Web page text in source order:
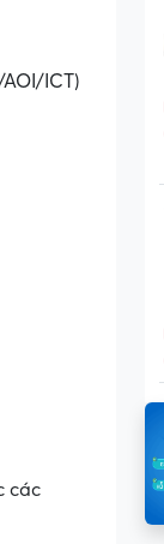
ICT)
các